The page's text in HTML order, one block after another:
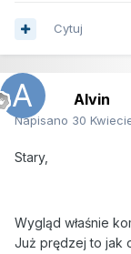
Cytuj
Alvin
Napisano 30
Stary,
Wygląd właśnie
Już prędzej to jak